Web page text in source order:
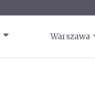
Warszawa